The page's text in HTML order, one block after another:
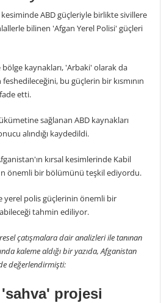
kesiminde ABD güçleriyle birlikte sivillere
bilinen 'Afgan Yerel Polisi' güçleri
kaynakları, 'Arbaki' olarak da
bu güçlerin bir kısmının
etti.
sağlanan ABD kaynakları
alındığı kaydedildi.
kırsal kesimlerinde Kabil
önemli bir bölümünü teşkil ediyordu.
yerel polis güçlerinin önemli bir
tahmin ediliyor.
çatışmalara dair analizleri ile tanınan
kaleme aldığı bir yazıda, Afganistan
değerlendirmişti:
projesi